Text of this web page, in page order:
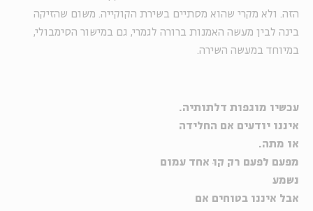
הזה. ולא מקרי שהוא מסתיים בשירת הקוקייה. משום שהזיקה
בינה לבין מעשה האמנות ברורה לגמרי, גם במישור הסימבולי,
במיוחד במעשה השירה.
עכשיו מוגפות דלתותיה.
איננו יודעים אם החלידה
או מתה.
מפעם לפעם רק קוּ אחד עמום
נשמע
אבל איננו בטוחים אם